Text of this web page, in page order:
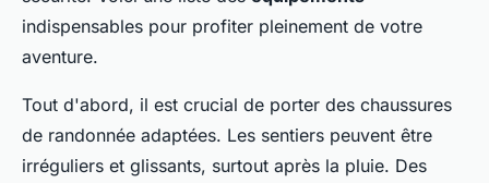
indispensables pour profiter pleinement de votre
aventure.
Tout d'abord, il est crucial de porter des chaussures
de randonnée adaptées. Les sentiers peuvent être
irréguliers et glissants, surtout après la pluie. Des